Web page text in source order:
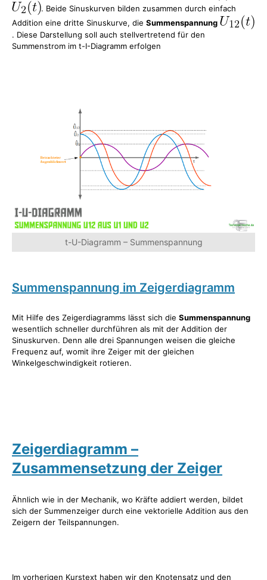
. Beide Sinuskurven bilden zusammen durch einfach
Addition eine dritte Sinuskurve, die Summenspannung
. Diese Darstellung soll auch stellvertretend für den
Summenstrom im t-I-Diagramm erfolgen
t-U-Diagramm – Summenspannung
Summenspannung im Zeigerdiagramm
Mit Hilfe des Zeigerdiagramms lässt sich die Summenspannung
wesentlich schneller durchführen als mit der Addition der
Sinuskurven. Denn alle drei Spannungen weisen die gleiche
Frequenz auf, womit ihre Zeiger mit der gleichen
Winkelgeschwindigkeit rotieren.
Zeigerdiagramm –
Zusammensetzung der Zeiger
Ähnlich wie in der Mechanik, wo Kräfte addiert werden, bildet
sich der Summenzeiger durch eine vektorielle Addition aus den
Zeigern der Teilspannungen.
Im vorherigen Kurstext haben wir den Knotensatz und den